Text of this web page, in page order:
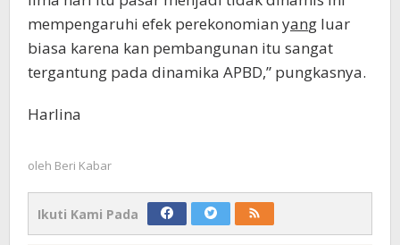
mempengaruhi efek perekonomian yang luar
biasa karena kan pembangunan itu sangat
tergantung pada dinamika APBD,” pungkasnya.
Harlina
oleh Beri Kabar
Ikuti Kami Pada